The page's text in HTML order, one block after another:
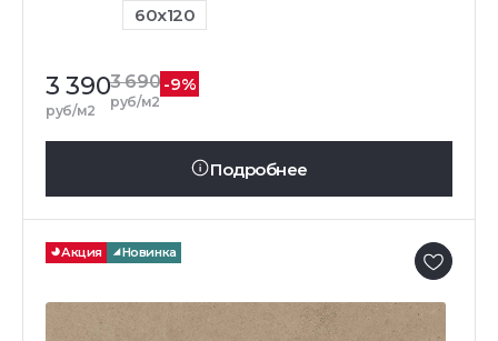
60x120
3 390
руб/м2
3 690
руб/м2
-9%
Подробнее
Акция Новинка